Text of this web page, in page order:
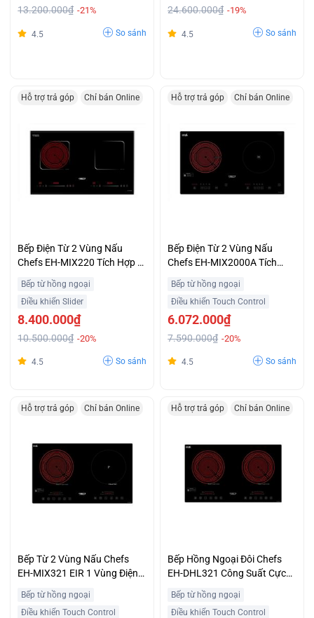
13.200.000₫ -21%
4.5 So sánh
24.600.000₫ -19%
4.5 So sánh
Hỗ trợ trả góp Chỉ bán Online
Bếp Điện Từ 2 Vùng Nấu
Chefs EH-MIX220 Tích Hợp 1
Ngoại Ưu Đãi Lớn
Bếp từ hồng ngoại
Điều khiển Slider
8.400.000₫
10.500.000₫ -20%
4.5 So sánh
Hỗ trợ trả góp Chỉ bán Online
Bếp Điện Từ 2 Vùng Nấu
Chefs EH-MIX2000A Tích
Vùng Từ Trả Góp Không Lãi
Suất
Bếp từ hồng ngoại
Điều khiển Touch Control
6.072.000₫
7.590.000₫ -20%
4.5 So sánh
Hỗ trợ trả góp Chỉ bán Online
Bếp Từ 2 Vùng Nấu Chefs
EH-MIX321 EIR 1 Vùng Điện 1
Bếp từ hồng ngoại
Điều khiển Touch Control
Hỗ trợ trả góp Chỉ bán Online
Bếp Hồng Ngoại Đôi Chefs
EH-DHL321 Công Suất Cực
Bếp từ hồng ngoại
Điều khiển Touch Control